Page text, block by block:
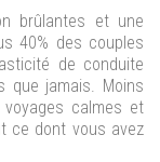
brûlantes et une
40% des couples
de conduite
que jamais. Moins
calmes et
ce dont vous avez